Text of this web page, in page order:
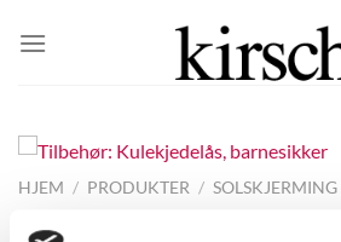
HJEM / PRODUKTER / SOLSKJERMING
Tilbehør: Kulekjedelås,